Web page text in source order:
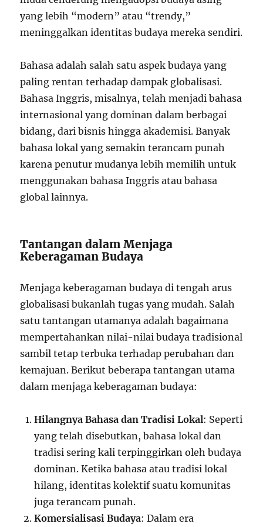
yang lebih “modern” atau “trendy,”
meninggalkan identitas budaya mereka sendiri.
Bahasa adalah salah satu aspek budaya yang
paling rentan terhadap dampak globalisasi.
Bahasa Inggris, misalnya, telah menjadi bahasa
internasional yang dominan dalam berbagai
bidang, dari bisnis hingga akademisi. Banyak
bahasa lokal yang semakin terancam punah
karena penutur mudanya lebih memilih untuk
menggunakan bahasa Inggris atau bahasa
global lainnya.
Tantangan dalam Menjaga
Keberagaman Budaya
Menjaga keberagaman budaya di tengah arus
globalisasi bukanlah tugas yang mudah. Salah
satu tantangan utamanya adalah bagaimana
mempertahankan nilai-nilai budaya tradisional
sambil tetap terbuka terhadap perubahan dan
kemajuan. Berikut beberapa tantangan utama
dalam menjaga keberagaman budaya:
Hilangnya Bahasa dan Tradisi Lokal: Seperti
yang telah disebutkan, bahasa lokal dan
tradisi sering kali terpinggirkan oleh budaya
dominan. Ketika bahasa atau tradisi lokal
hilang, identitas kolektif suatu komunitas
juga terancam punah.
Komersialisasi Budaya: Dalam era